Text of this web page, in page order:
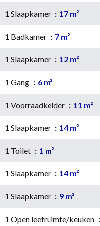
1 Slaapkamer 17 m²
1 Badkamer 7 m²
1 Slaapkamer 12 m²
1 Gang 6 m²
1 Voorraadkelder 11 m²
1 Slaapkamer 14 m²
1 Toilet 1 m²
1 Slaapkamer 14 m²
1 Slaapkamer 9 m²
1 Open leefruimte/keuken